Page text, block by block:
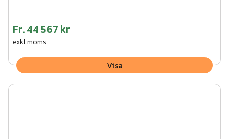
Fr.44 567 kr
exkl.moms
Visa